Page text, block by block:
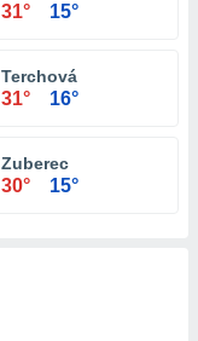
31° 15°
Terchová
31° 16°
Zuberec
30° 15°